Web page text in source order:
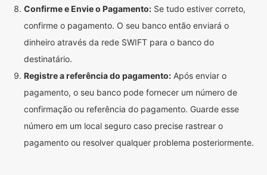
Confirme e Envie o Pagamento: Se tudo estiver correto,
confirme o pagamento. O seu banco então enviará o
dinheiro através da rede SWIFT para o banco do
destinatário.
Registre a referência do pagamento: Após enviar o
pagamento, o seu banco pode fornecer um número de
confirmação ou referência do pagamento. Guarde esse
número em um local seguro caso precise rastrear o
pagamento ou resolver qualquer problema posteriormente.